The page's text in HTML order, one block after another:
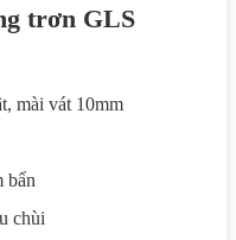
trơn GLS
mài vát 10mm
bẩn
chùi